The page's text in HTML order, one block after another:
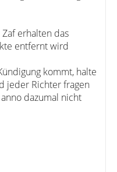
erhalten das
entfernt wird
kommt, halte
jeder Richter fragen
dazumal nicht